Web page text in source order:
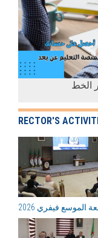
الخط
RECTOR'S
فيفري 2026